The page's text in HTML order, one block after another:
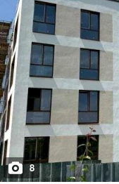
та шафу, – санвузол із
і житловий простір —
Внесок від 30% —
вартості – 100%
червня 2026 року. –
ВПО Переваги
без шуму міста –
доступності –
освітленням – Дитячі
Зручне транспортне
і гостьовий паркінги
Поверхів — 6–8 •
пінополістирол •
• Паркінг — підземний,
Телефонуйте —
8